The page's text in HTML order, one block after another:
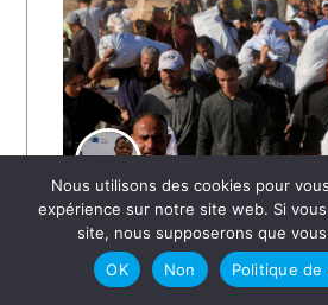
7 JUILLET 2025 ALOYS EVINA
Une chrétienne de 83 ans
son soutien au groupe
« Palestine Action »
Nous utilisons des cookies pour
expérience sur notre site web. Si
site, nous supposerons que
OK
Non Politique